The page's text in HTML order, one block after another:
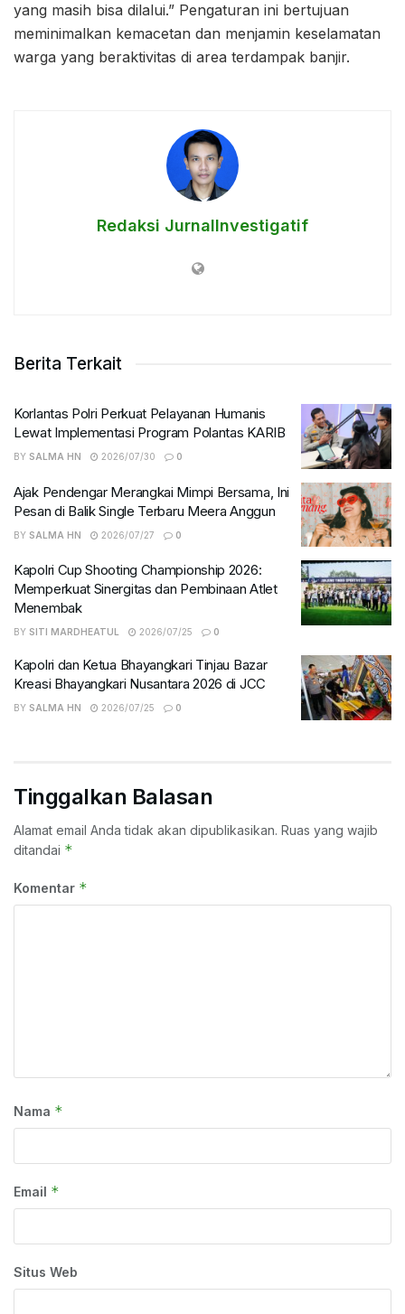
yang masih bisa dilalui.” Pengaturan ini bertujuan
meminimalkan kemacetan dan menjamin keselamatan
warga yang beraktivitas di area terdampak banjir.
Redaksi JurnalInvestigatif
Berita Terkait
Korlantas Polri Perkuat Pelayanan Humanis
Lewat Implementasi Program Polantas KARIB
BY SALMA HN 2026/07/30 0
Ajak Pendengar Merangkai Mimpi Bersama, Ini
Pesan di Balik Single Terbaru Meera Anggun
BY SALMA HN 2026/07/27 0
Kapolri Cup Shooting Championship 2026:
Memperkuat Sinergitas dan Pembinaan Atlet
Menembak
BY SITI MARDHEATUL 2026/07/25 0
Kapolri dan Ketua Bhayangkari Tinjau Bazar
Kreasi Bhayangkari Nusantara 2026 di JCC
BY SALMA HN 2026/07/25 0
Tinggalkan Balasan
Alamat email Anda tidak akan dipublikasikan. Ruas yang wajib
ditandai *
Komentar *
Nama *
Email *
Situs Web